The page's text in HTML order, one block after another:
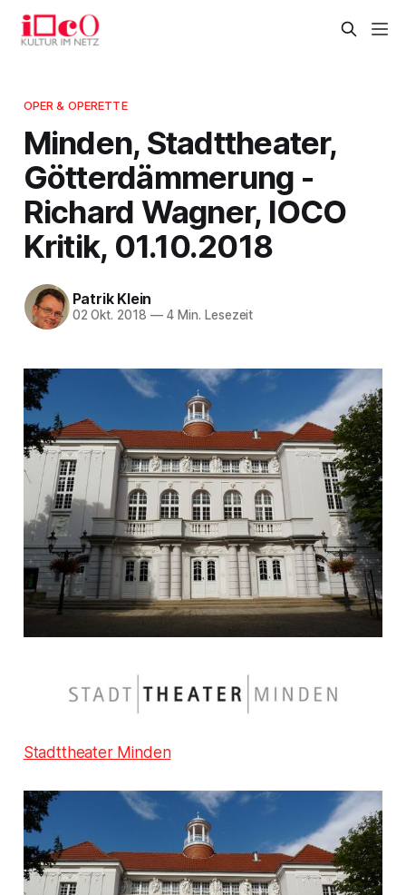
OPER & OPERETTE
Minden, Stadttheater,
Götterdämmerung -
Richard Wagner, IOCO
Kritik, 01.10.2018
Patrik Klein
02 Okt. 2018 —4 Min. Lesezeit
Stadttheater Minden